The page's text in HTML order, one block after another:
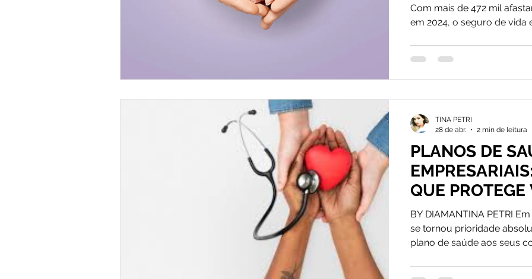
Com mais de 472 mil
em 2024, o seguro de
atenções após a
normas que estabelece
Embora a norma esteja em
PLANOS DE
QUE PROTEGE
FORTALECE
BY DIAMANTINA PETRI
se tornou prioridade
plano de saúde aos seus
TINA PETRI
28 de abr.
2 min de leitura